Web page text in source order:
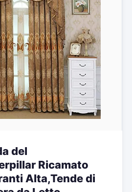
del
Ricamato
Alta,Tende di